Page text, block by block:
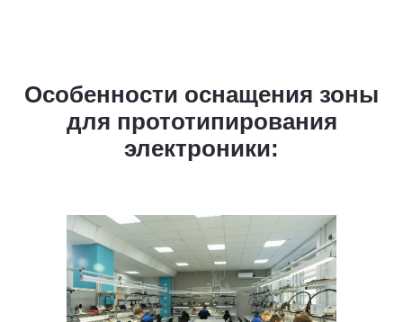
Особенности оснащения зоны
для прототипирования
электроники: